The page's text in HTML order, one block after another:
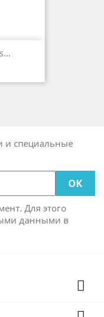
и специальные
Для этого
данными в
